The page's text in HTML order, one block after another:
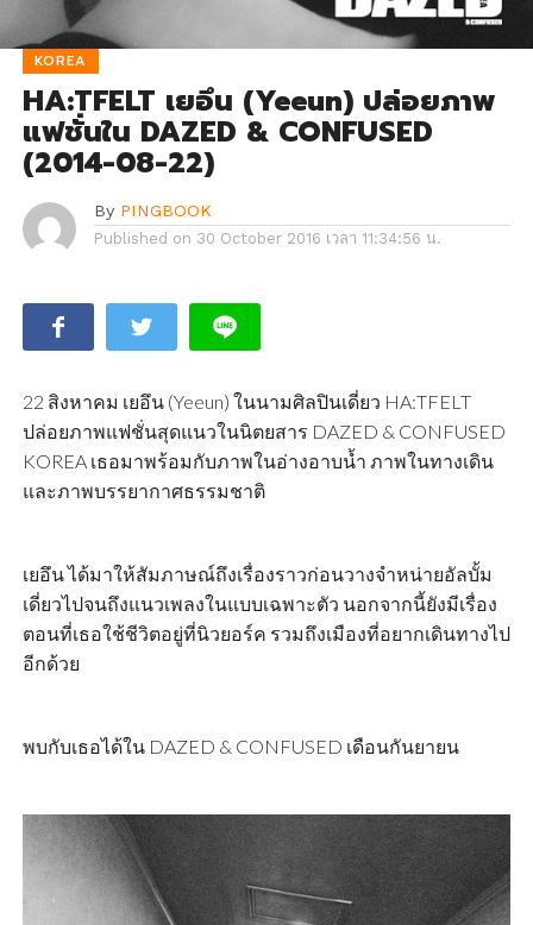
KOREA
HA:TFELT เยอึน (Yeeun) ปล่อยภาพ
แฟชั่นใน DAZED & CONFUSED
(2014-08-22)
By PINGBOOK
Published on 30 October 2016 เวลา 11:34:56 น.
22 สิงหาคม เยอึน (Yeeun) ในนามศิลปินเดี่ยว HA:TFELT
ปล่อยภาพแฟชั่นสุดแนวในนิตยสาร DAZED & CONFUSED
KOREA เธอมาพร้อมกับภาพในอ่างอาบน้ำ ภาพในทางเดิน
และภาพบรรยากาศธรรมชาติ
เยอึน ได้มาให้สัมภาษณ์ถึงเรื่องราวก่อนวางจำหน่ายอัลบั้ม
เดี่ยวไปจนถึงแนวเพลงในแบบเฉพาะตัว นอกจากนี้ยังมีเรื่อง
ตอนที่เธอใช้ชีวิตอยู่ที่นิวยอร์ค รวมถึงเมืองที่อยากเดินทางไป
อีกด้วย
พบกับเธอได้ใน DAZED & CONFUSED เดือนกันยายน